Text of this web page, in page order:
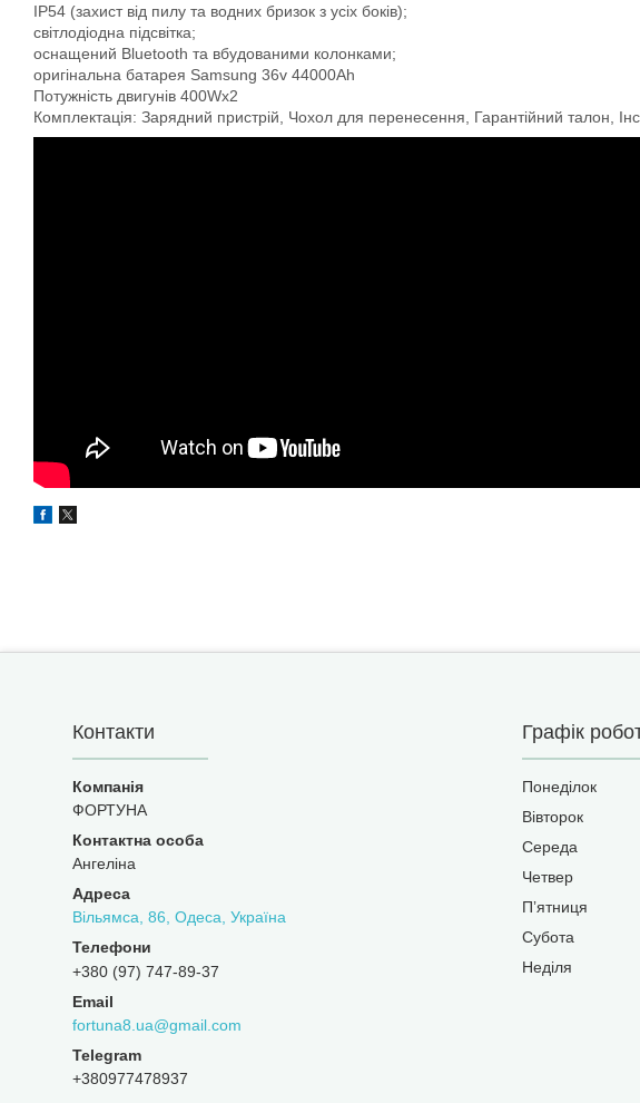
IP54 (захист від пилу та водних бризок з усіх боків);
світлодіодна підсвітка;
оснащений Bluetooth та вбудованими колонками;
оригінальна батарея Samsung 36v 44000Ah
Потужність двигунів 400Wx2
Комплектація: Зарядний пристрій, Чохол для перенесення, Гарантійний талон,
Контакти
ФОРТУНА
Ангеліна
Вільямса, 86, Одеса, Україна
+380 (97) 747-89-37
fortuna8.ua@gmail.com
+380977478937
Графік
Понеділок
Вівторок
Середа
Четвер
Пʼятниця
Субота
Неділя